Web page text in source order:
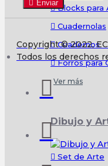
Blocks para
Cuadernolas
Cuadernos
Forros para
Ver más
Dibujo y
Set de Arte
Enviar
Copyright © 2022,
Todos los derechos